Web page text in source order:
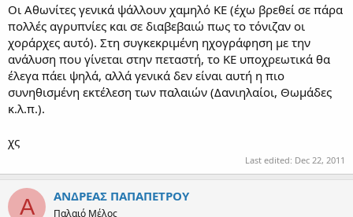
Οι Αθωνίτες γενικά ψάλλουν χαμηλό ΚΕ (έχω βρεθεί σε πάρα
πολλές αγρυπνίες και σε διαβεβαιώ πως το τόνιζαν οι
χοράρχες αυτό). Στη συγκεκριμένη ηχογράφηση με την
ανάλυση που γίνεται στην πεταστή, το ΚΕ υποχρεωτικά θα
έλεγα πάει ψηλά, αλλά γενικά δεν είναι αυτή η πιο
συνηθισμένη εκτέλεση των παλαιών (Δανιηλαίοι, Θωμάδες
κ.λ.π.).
χς
Last edited: Dec 22, 2011
Α ΑΝΔΡΕΑΣ ΠΑΠΑΠΕΤΡΟΥ
Παλαιό Μέλος